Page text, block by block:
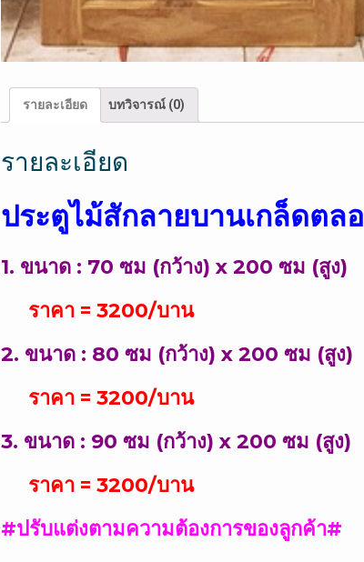
รายละเอียด บทวิจารณ์ (0)
รายละเอียด
ประตูไม้สักลายบานเกล็ดตล
1. ขนาด : 70 ซม (กว้าง) x 200 ซม (สูง)
ราคา = 3200/บาน
2. ขนาด : 80 ซม (กว้าง) x 200 ซม (สูง)
ราคา = 3200/บาน
3. ขนาด : 90 ซม (กว้าง) x 200 ซม (สูง)
ราคา = 3200/บาน
#ปรับแต่งตามความต้องการของลูกค้า#